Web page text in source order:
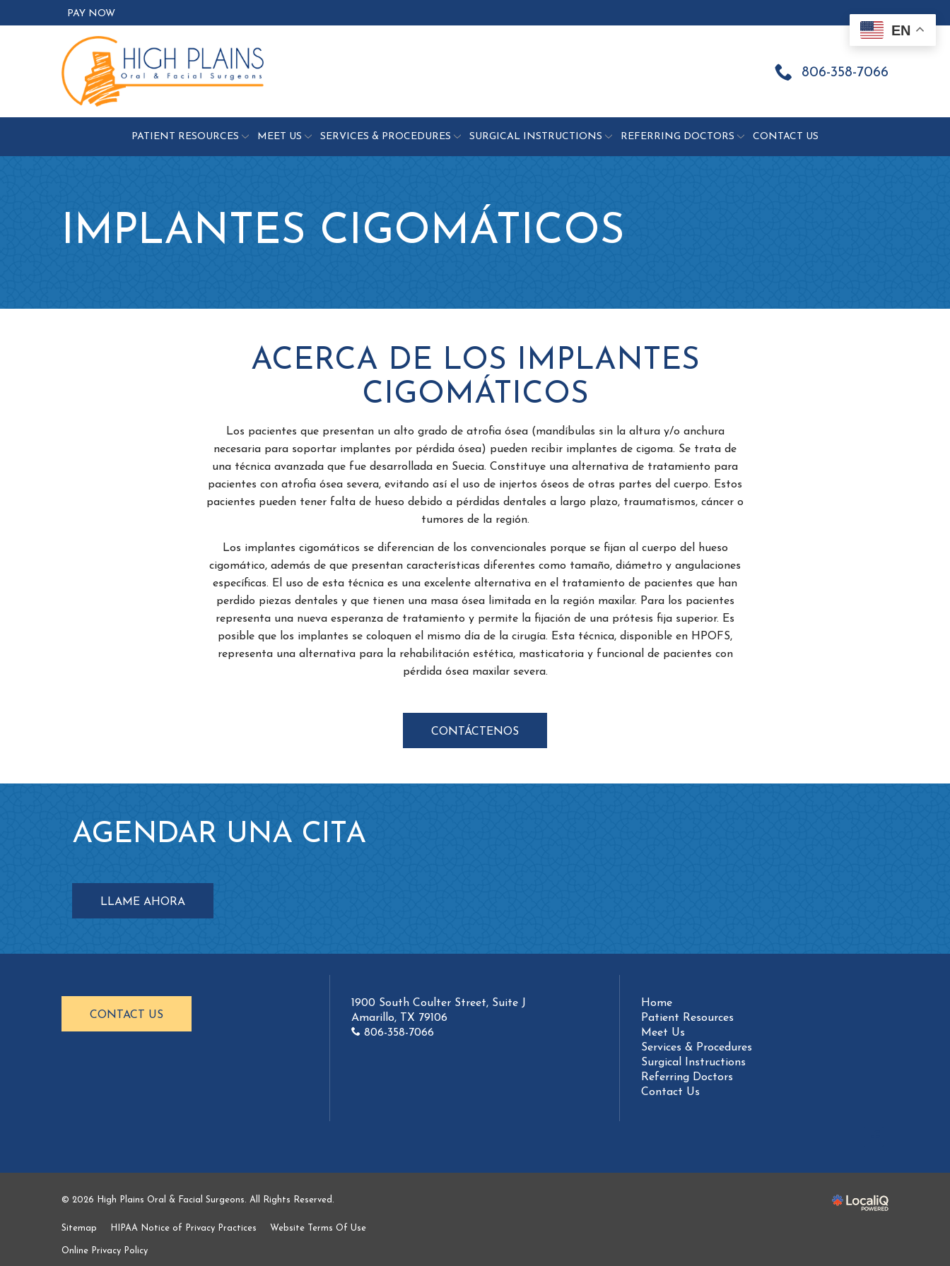
EN
to
PAY NOW
806-358-7066
PATIENT RESOURCES MEET US SERVICES & PROCEDURES SURGICAL INSTRUCTIONS REFERRING DOCTORS CONTACT US
IMPLANTES CIGOMÁTICOS
ACERCA DE LOS IMPLANTES
CIGOMÁTICOS
Los pacientes que presentan un alto grado de atrofia ósea (mandíbulas sin la altura y/o anchura
necesaria para soportar implantes por pérdida ósea) pueden recibir implantes de cigoma. Se trata de
una técnica avanzada que fue desarrollada en Suecia. Constituye una alternativa de tratamiento para
pacientes con atrofia ósea severa, evitando así el uso de injertos óseos de otras partes del cuerpo. Estos
pacientes pueden tener falta de hueso debido a pérdidas dentales a largo plazo, traumatismos, cáncer o
tumores de la región.
Los implantes cigomáticos se diferencian de los convencionales porque se fijan al cuerpo del hueso
cigomático, además de que presentan características diferentes como tamaño, diámetro y angulaciones
específicas. El uso de esta técnica es una excelente alternativa en el tratamiento de pacientes que han
perdido piezas dentales y que tienen una masa ósea limitada en la región maxilar. Para los pacientes
representa una nueva esperanza de tratamiento y permite la fijación de una prótesis fija superior. Es
posible que los implantes se coloquen el mismo día de la cirugía. Esta técnica, disponible en HPOFS,
representa una alternativa para la rehabilitación estética, masticatoria y funcional de pacientes con
pérdida ósea maxilar severa.
CONTÁCTENOS
AGENDAR UNA CITA
LLAME AHORA
CONTACT US
1900 South Coulter Street, Suite J
Amarillo, TX 79106
806-358-7066
Home
Patient Resources
Meet Us
Services & Procedures
Surgical Instructions
Referring Doctors
Contact Us
© 2026 High Plains Oral & Facial Surgeons. All Rights Reserved.
Sitemap HIPAA Notice of Privacy Practices Website Terms Of Use
Online Privacy Policy